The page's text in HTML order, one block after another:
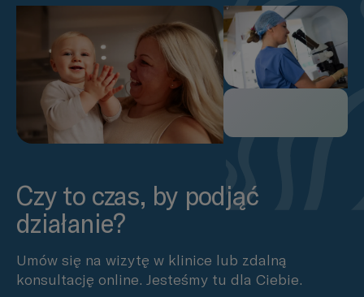
Czy to czas, by podjąć
działanie?
Umów się na wizytę w klinice lub zdalną
konsultację online. Jesteśmy tu dla Ciebie.